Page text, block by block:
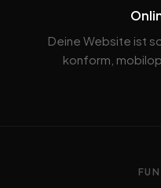
Deine Website ist
konform,